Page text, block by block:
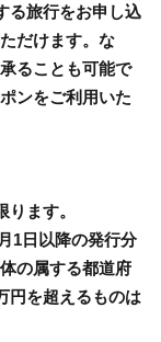
る旅行をお申し込
だけます。な
ることも可能で
ンをご利用いた
ます。
1日以降の発行分
の属する都道府
円を超えるものは